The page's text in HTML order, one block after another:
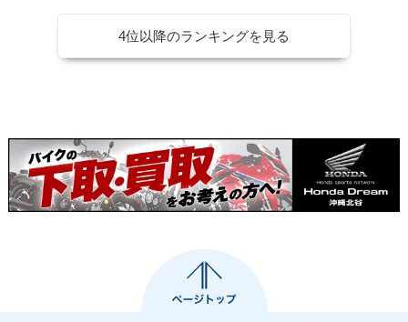
4位以降のランキングを見る